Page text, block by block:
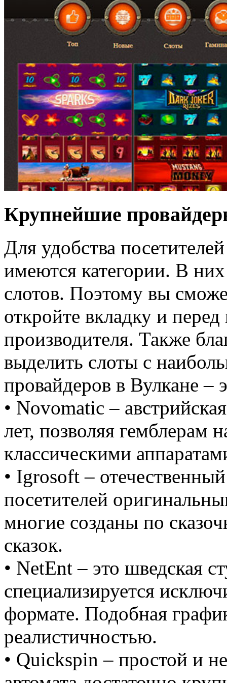
Крупнейшие
Для удобства
имеются категории. В
слотов. Поэтому вы
откройте вкладку и
производителя. Также
выделить слоты с
провайдеров в Вулкане –
• Novomatic –
лет, позволяя гемблерам
классическими
• Igrosoft –
посетителей
многие созданы по
сказок.
• NetEnt – это шведская
специализируется
формате. Подобная
реалистичностью.
• Quickspin – простой и